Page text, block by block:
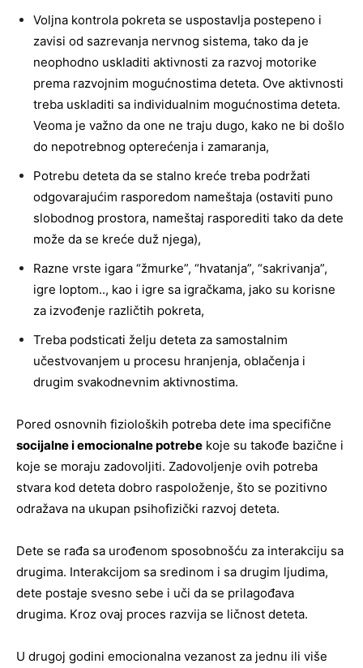
Voljna kontrola pokreta se uspostavlja postepeno i
zavisi od sazrevanja nervnog sistema, tako da je
neophodno uskladiti aktivnosti za razvoj motorike
prema razvojnim mogućnostima deteta. Ove aktivnosti
treba uskladiti sa individualnim mogućnostima deteta.
Veoma je važno da one ne traju dugo, kako ne bi došlo
do nepotrebnog opterećenja i zamaranja,
Potrebu deteta da se stalno kreće treba podržati
odgovarajućim rasporedom nameštaja (ostaviti puno
slobodnog prostora, nameštaj rasporediti tako da dete
može da se kreće duž njega),
Razne vrste igara “žmurke”, “hvatanja”, “sakrivanja”,
igre loptom.., kao i igre sa igračkama, jako su korisne
za izvođenje različtih pokreta,
Treba podsticati želju deteta za samostalnim
učestvovanjem u procesu hranjenja, oblačenja i
drugim svakodnevnim aktivnostima.
Pored osnovnih fizioloških potreba dete ima specifične
socijalne i emocionalne potrebe koje su takođe bazične i
koje se moraju zadovoljiti. Zadovoljenje ovih potreba
stvara kod deteta dobro raspoloženje, što se pozitivno
odražava na ukupan psihofizički razvoj deteta.
Dete se rađa sa urođenom sposobnošću za interakciju sa
drugima. Interakcijom sa sredinom i sa drugim ljudima,
dete postaje svesno sebe i uči da se prilagođava
drugima. Kroz ovaj proces razvija se ličnost deteta.
U drugoj godini emocionalna vezanost za jednu ili više